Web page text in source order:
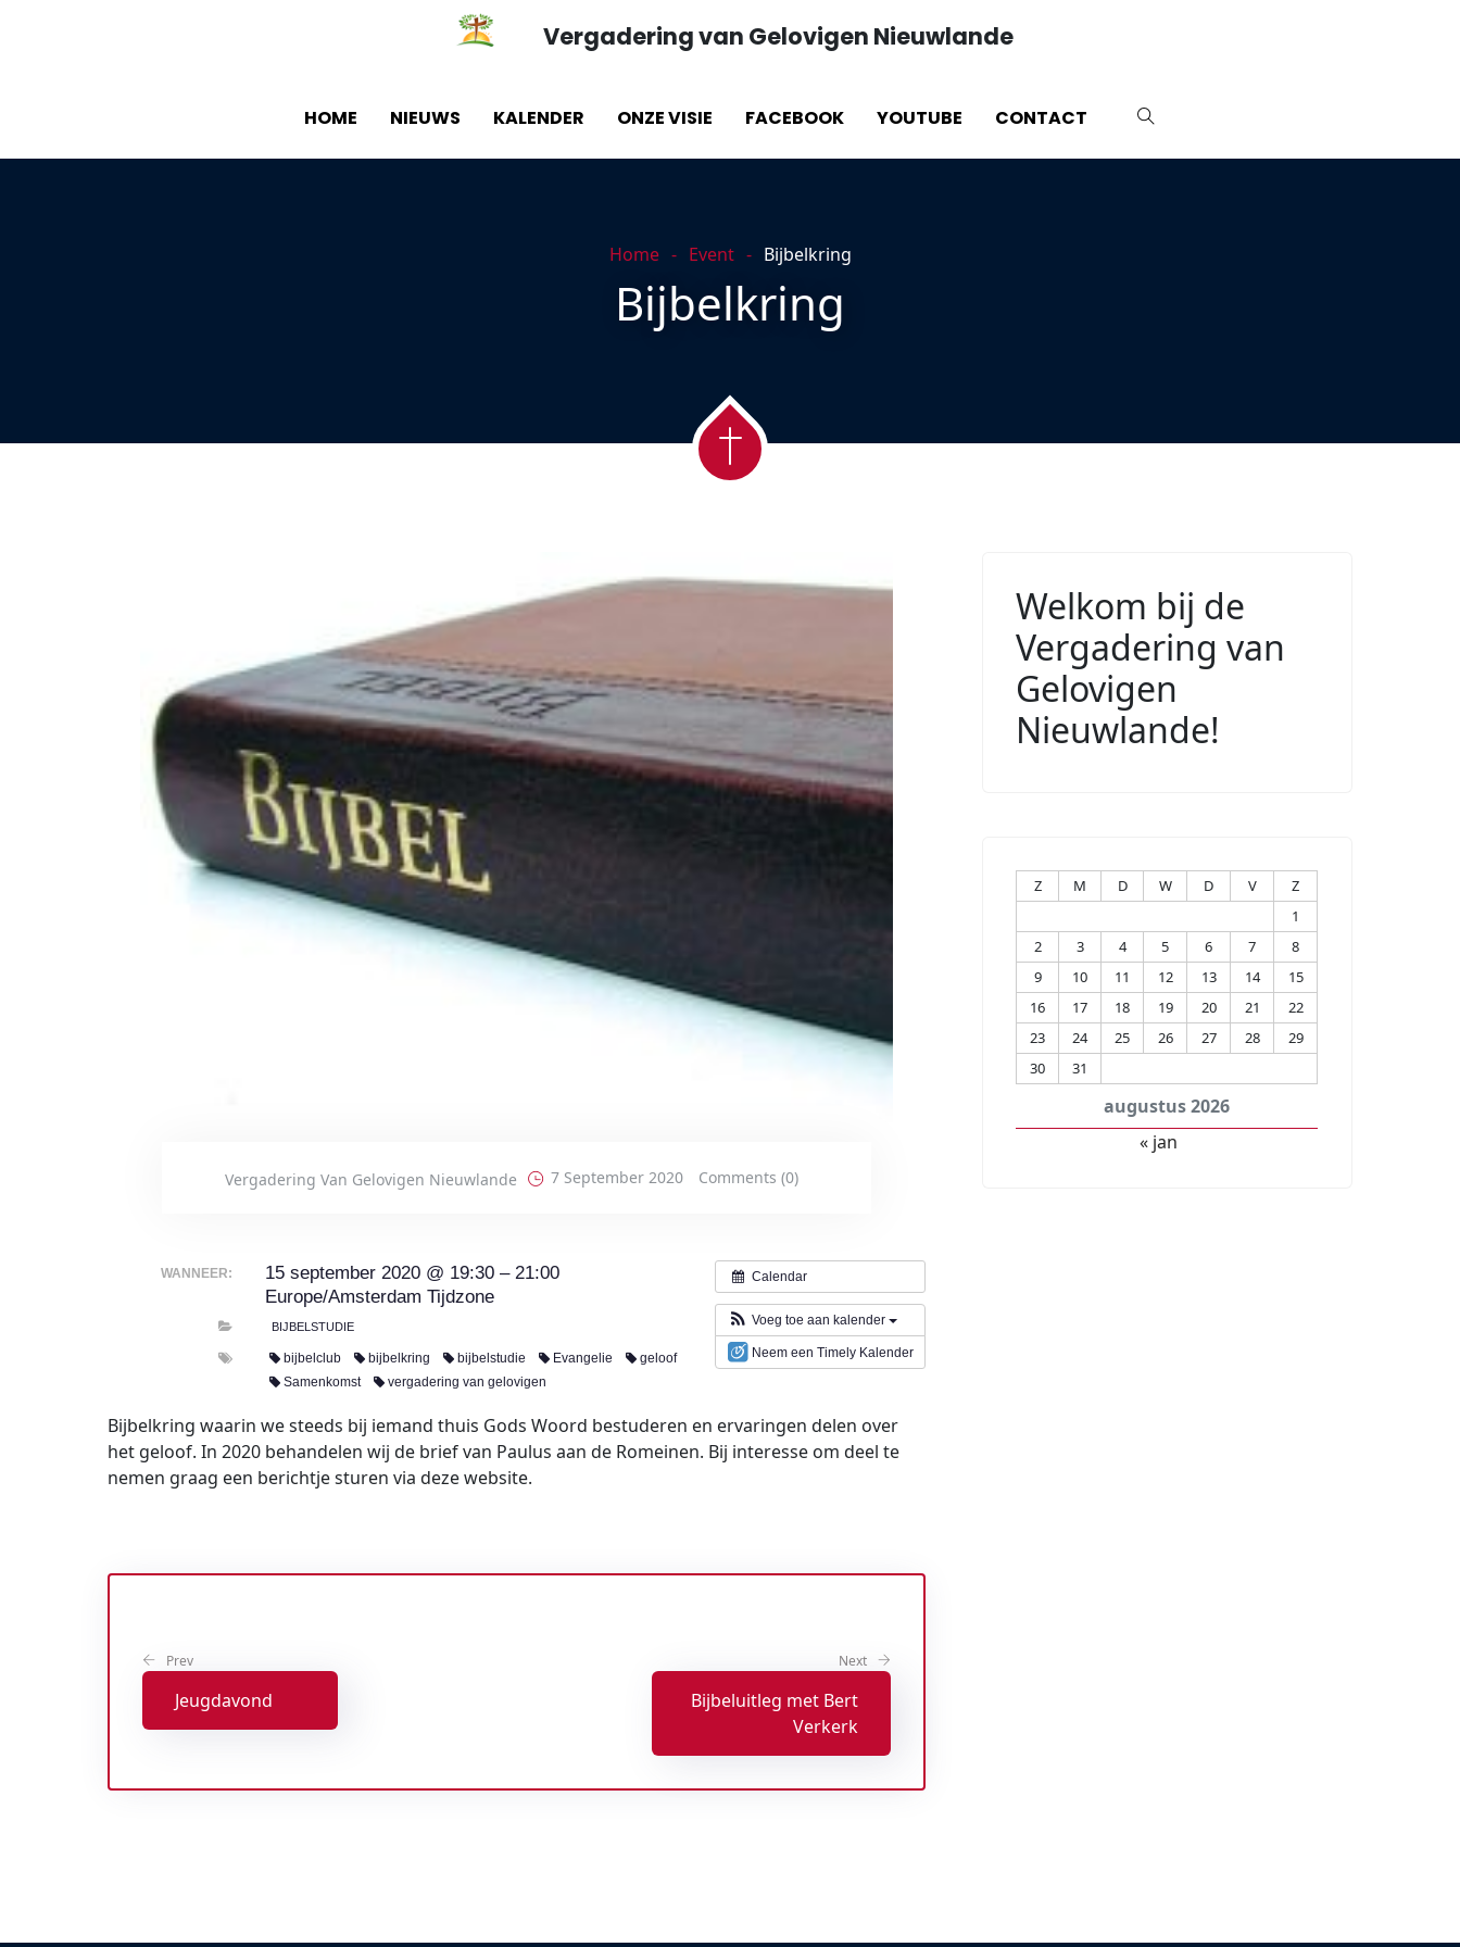
Vergadering van Gelovigen Nieuwlande
HOME NIEUWS KALENDER ONZE VISIE FACEBOOK YOUTUBE CONTACT
Home Event Bijbelkring
Bijbelkring
Vergadering Van Gelovigen Nieuwlande 7 September 2020 Comments (0)
Calendar
Voeg toe aan kalender
Neem een Timely Kalender
WANNEER:
15 september 2020 @ 19:30 – 21:00
Europe/Amsterdam Tijdzone
BIJBELSTUDIE
bijbelclub bijbelkring bijbelstudie Evangelie
geloof
Samenkomst
vergadering van gelovigen
Bijbelkring waarin we steeds bij iemand thuis Gods Woord bestuderen en ervaringen delen over
het geloof. In 2020 behandelen wij de brief van Paulus aan de Romeinen. Bij interesse om deel te
nemen graag een berichtje sturen via deze website.
Prev
Jeugdavond
Next
Bijbeluitleg met Bert
Verkerk
Welkom bij de
Vergadering van
Gelovigen
Nieuwlande!
augustus 2026
Z M D W D V
Z
1
2
3 4 5 6 7
8
9
10 11 12 13 14
15
16
17 18 19 20 21
22
23
24 25 26 27 28
29
30
31
« jan